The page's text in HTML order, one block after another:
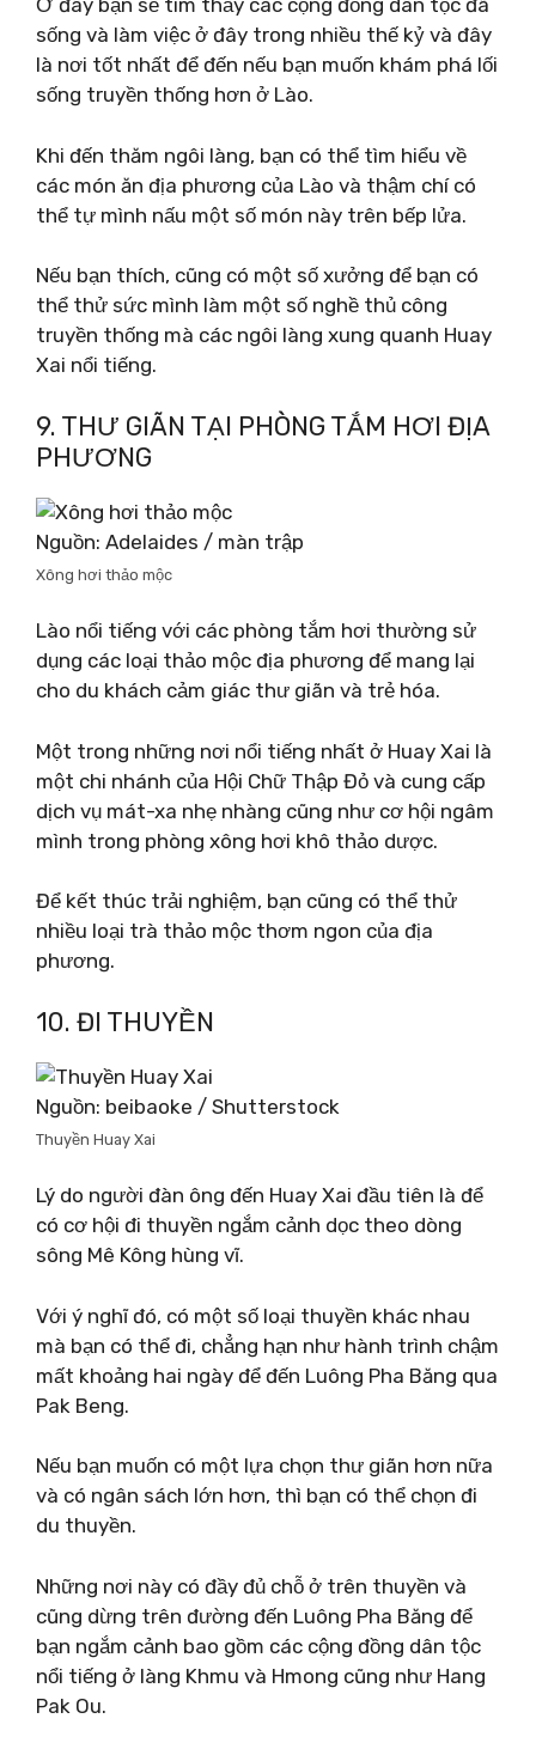
Ở đây bạn sẽ tìm thấy các cộng đồng dân tộc đã
sống và làm việc ở đây trong nhiều thế kỷ và đây
là nơi tốt nhất để đến nếu bạn muốn khám phá lối
sống truyền thống hơn ở Lào.
Khi đến thăm ngôi làng, bạn có thể tìm hiểu về
các món ăn địa phương của Lào và thậm chí có
thể tự mình nấu một số món này trên bếp lửa.
Nếu bạn thích, cũng có một số xưởng để bạn có
thể thử sức mình làm một số nghề thủ công
truyền thống mà các ngôi làng xung quanh Huay
Xai nổi tiếng.
9. THƯ GIÃN TẠI PHÒNG TẮM HƠI ĐỊA
PHƯƠNG
Nguồn: Adelaides / màn trập
Xông hơi thảo mộc
Lào nổi tiếng với các phòng tắm hơi thường sử
dụng các loại thảo mộc địa phương để mang lại
cho du khách cảm giác thư giãn và trẻ hóa.
Một trong những nơi nổi tiếng nhất ở Huay Xai là
một chi nhánh của Hội Chữ Thập Đỏ và cung cấp
dịch vụ mát-xa nhẹ nhàng cũng như cơ hội ngâm
mình trong phòng xông hơi khô thảo dược.
Để kết thúc trải nghiệm, bạn cũng có thể thử
nhiều loại trà thảo mộc thơm ngon của địa
phương.
10. ĐI THUYỀN
Nguồn: beibaoke / Shutterstock
Thuyền Huay Xai
Lý do người đàn ông đến Huay Xai đầu tiên là để
có cơ hội đi thuyền ngắm cảnh dọc theo dòng
sông Mê Kông hùng vĩ.
Với ý nghĩ đó, có một số loại thuyền khác nhau
mà bạn có thể đi, chẳng hạn như hành trình chậm
mất khoảng hai ngày để đến Luông Pha Băng qua
Pak Beng.
Nếu bạn muốn có một lựa chọn thư giãn hơn nữa
và có ngân sách lớn hơn, thì bạn có thể chọn đi
du thuyền.
Những nơi này có đầy đủ chỗ ở trên thuyền và
cũng dừng trên đường đến Luông Pha Băng để
bạn ngắm cảnh bao gồm các cộng đồng dân tộc
nổi tiếng ở làng Khmu và Hmong cũng như Hang
Pak Ou.